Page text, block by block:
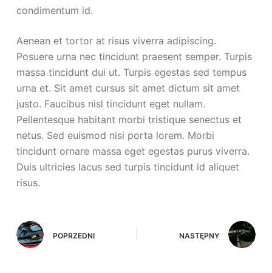
condimentum id.
Aenean et tortor at risus viverra adipiscing.
Posuere urna nec tincidunt praesent semper. Turpis
massa tincidunt dui ut. Turpis egestas sed tempus
urna et. Sit amet cursus sit amet dictum sit amet
justo. Faucibus nisl tincidunt eget nullam.
Pellentesque habitant morbi tristique senectus et
netus. Sed euismod nisi porta lorem. Morbi
tincidunt ornare massa eget egestas purus viverra.
Duis ultricies lacus sed turpis tincidunt id aliquet
risus.
POPRZEDNI NASTĘPNY